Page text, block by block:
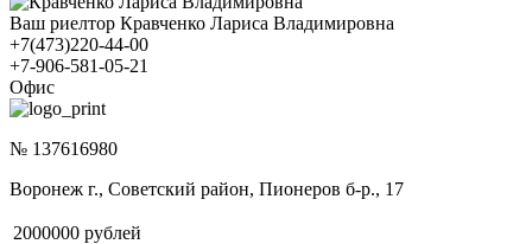
Ваш риелтор Кравченко Лариса Владимировна
+7(473)220-44-00
+7-906-581-05-21
Офис
№ 137616980
Воронеж г., Советский район, Пионеров б-р., 17
2000000 рублей